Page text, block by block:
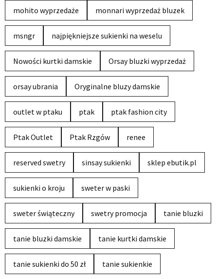
mohito wyprzedaże monnari wyprzedaż bluzek
msngr najpiękniejsze sukienki na weselu
Nowości kurtki damskie Orsay bluzki wyprzedaż
orsay ubrania Oryginalne bluzy damskie
outlet w ptaku ptak ptak fashion city
Ptak Outlet Ptak Rzgów renee
reserved swetry sinsay sukienki sklep ebutik.pl
sukienki o kroju sweter w paski
sweter świąteczny swetry promocja tanie bluzki
tanie bluzki damskie tanie kurtki damskie
tanie sukienki do 50 zł tanie sukienkie